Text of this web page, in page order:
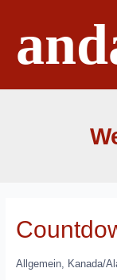
springen
Allgemein, Kanada/